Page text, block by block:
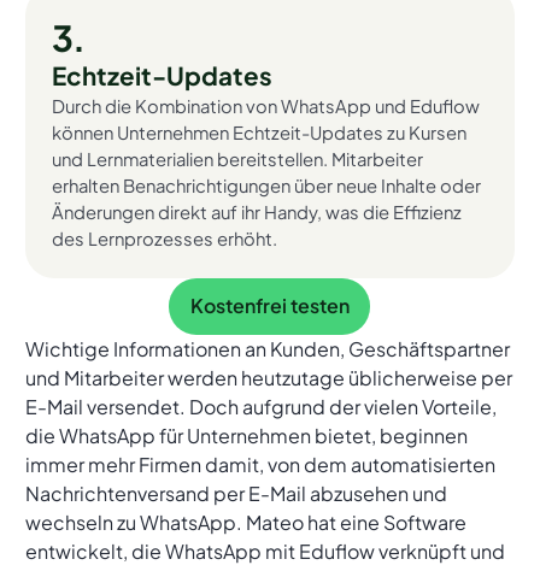
3.
Echtzeit-Updates
Durch die Kombination von WhatsApp und Eduflow
können Unternehmen Echtzeit-Updates zu Kursen
und Lernmaterialien bereitstellen. Mitarbeiter
erhalten Benachrichtigungen über neue Inhalte oder
Änderungen direkt auf ihr Handy, was die Effizienz
des Lernprozesses erhöht.
Kostenfrei testen
Kostenfrei testen
Wichtige Informationen an Kunden, Geschäftspartner
und Mitarbeiter werden heutzutage üblicherweise per
E-Mail versendet. Doch aufgrund der vielen Vorteile,
die WhatsApp für Unternehmen bietet, beginnen
immer mehr Firmen damit, von dem automatisierten
Nachrichtenversand per E-Mail abzusehen und
wechseln zu WhatsApp. Mateo hat eine Software
entwickelt, die WhatsApp mit Eduflow verknüpft und